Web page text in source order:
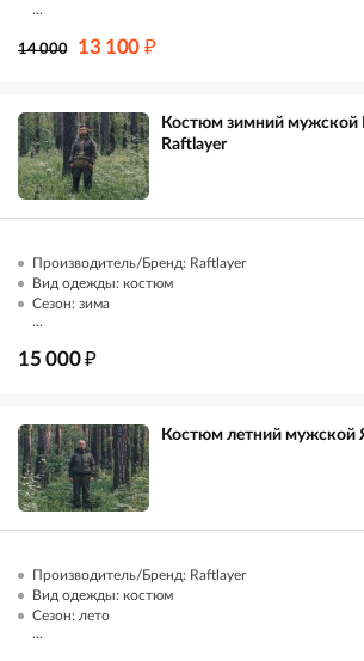
...
14 000 13 100 ₽
Костюм зимний мужской
Raftlayer
Производитель/Бренд: Raftlayer
Вид одежды: костюм
Сезон: зима
...
15 000₽
Костюм летний мужской
Производитель/Бренд: Raftlayer
Вид одежды: костюм
Сезон: лето
...